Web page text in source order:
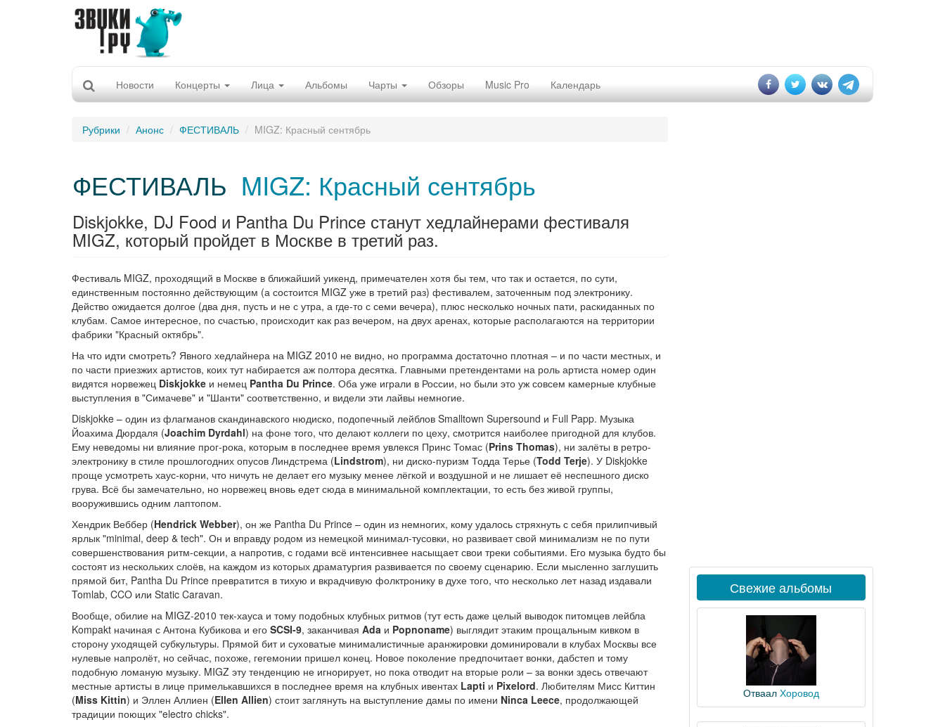
Новости Концерты Лица Альбомы Чарты Обзоры Music Pro Календарь
Рубрики Анонс ФЕСТИВАЛЬ MIGZ: Красный сентябрь
ФЕСТИВАЛЬ MIGZ: Красный сентябрь
Diskjokke, DJ Food и Pantha Du Prince станут хедлайнерами фестиваля
MIGZ, который пройдет в Москве в третий раз.
Фестиваль MIGZ, проходящий в Москве в ближайший уикенд, примечателен хотя бы тем, что так и остается, по сути,
единственным постоянно действующим (а состоится MIGZ уже в третий раз) фестивалем, заточенным под электронику.
Действо ожидается долгое (два дня, пусть и не с утра, а где-то с семи вечера), плюс несколько ночных пати, раскиданных по
клубам. Самое интересное, по счастью, происходит как раз вечером, на двух аренах, которые располагаются на территории
фабрики "Красный октябрь".
На что идти смотреть? Явного хедлайнера на MIGZ 2010 не видно, но программа достаточно плотная – и по части местных, и
по части приезжих артистов, коих тут набирается аж полтора десятка. Главными претендентами на роль артиста номер один
видятся норвежец Diskjokke и немец Pantha Du Prince. Оба уже играли в России, но были это уж совсем камерные клубные
выступления в "Симачеве" и "Шанти" соответственно, и видели эти лайвы немногие.
Diskjokke – один из флагманов скандинавского нюдиско, подопечный лейблов Smalltown Supersound и Full Papp. Музыка
Йоахима Дюрдаля (Joachim Dyrdahl) на фоне того, что делают коллеги по цеху, смотрится наиболее пригодной для клубов.
Ему неведомы ни влияние прог-рока, которым в последнее время увлекся Принс Томас (Prins Thomas), ни залёты в ретро-
электронику в стиле прошлогодних опусов Линдстрема (Lindstrom), ни диско-пуризм Тодда Терье (Todd Terje). У Diskjokke
проще усмотреть хаус-корни, что ничуть не делает его музыку менее лёгкой и воздушной и не лишает её неспешного диско
грува. Всё бы замечательно, но норвежец вновь едет сюда в минимальной комплектации, то есть без живой группы,
вооружившись одним лаптопом.
Хендрик Веббер (Hendrick Webber), он же Pantha Du Prince – один из немногих, кому удалось стряхнуть с себя прилипчивый
ярлык "minimal, deep & tech". Он и вправду родом из немецкой минимал-тусовки, но развивает свой минимализм не по пути
совершенствования ритм-секции, а напротив, с годами всё интенсивнее насыщает свои треки событиями. Его музыка будто бы
состоят из нескольких слоёв, на каждом из которых драматургия развивается по своему сценарию. Если мысленно заглушить
прямой бит, Pantha Du Prince превратится в тихую и вкрадчивую фолктронику в духе того, что несколько лет назад издавали
Tomlab, CCO или Static Caravan.
Вообще, обилие на MIGZ-2010 тек-хауса и тому подобных клубных ритмов (тут есть даже целый выводок питомцев лейбла
Kompakt начиная с Антона Кубикова и его SCSI-9, заканчивая Ada и Popnoname) выглядит этаким прощальным кивком в
сторону уходящей субкультуры. Прямой бит и суховатые минималистичные аранжировки доминировали в клубах Москвы все
нулевые напролёт, но сейчас, похоже, гегемонии пришел конец. Новое поколение предпочитает вонки, дабстеп и тому
подобную ломаную музыку. MIGZ эту тенденцию не игнорирует, но пока отводит на вторые роли – за вонки здесь отвечают
местные артисты в лице примелькавшихся в последнее время на клубных ивентах Lapti и Pixelord. Любителям Мисс Киттин
(Miss Kittin) и Эллен Аллиен (Ellen Allien) стоит заглянуть на выступление дамы по имени Ninca Leece, продолжающей
традиции поющих "electro chicks".
Свежие альбомы
Отваал Хоровод